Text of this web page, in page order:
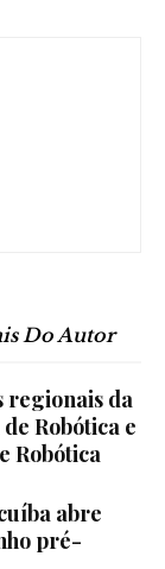
Do Autor
regionais da
Robótica e
Robótica
abre
pré-